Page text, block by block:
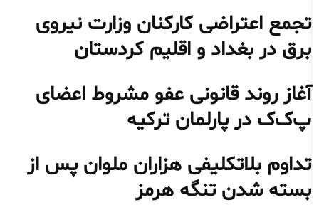
تجمع اعتراضی کارکنان وزارت نیروی
برق در بغداد و اقلیم کردستان
آغاز روند قانونی عفو مشروط اعضای
پ‌ک‌ک در پارلمان ترکیه
تداوم بلاتکلیفی هزاران ملوان پس از
بسته شدن تنگه هرمز